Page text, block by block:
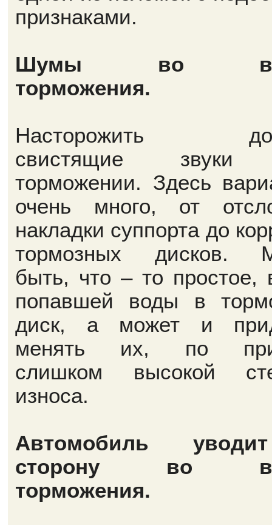
признаками.
Шумы во
торможения.
Насторожить
свистящие звуки
торможении. Здесь
очень много, от
накладки суппорта до
тормозных дисков.
быть, что – то простое,
попавшей воды в
диск, а может и
менять их, по
слишком высокой
износа.
Автомобиль
сторону во
торможения.